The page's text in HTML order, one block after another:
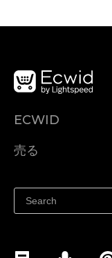
ECWID
ヘルプセンター
売る
Facebookで販売する
Instagramで販売する